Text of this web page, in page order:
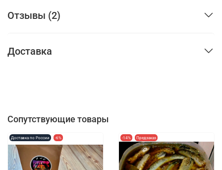
Отзывы (2)
Доставка
Сопутствующие товары
Доставка по России -6% -14% Предзаказ